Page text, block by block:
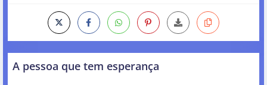
A pessoa que tem esperança